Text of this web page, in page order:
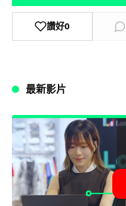
讚好0
最新影片